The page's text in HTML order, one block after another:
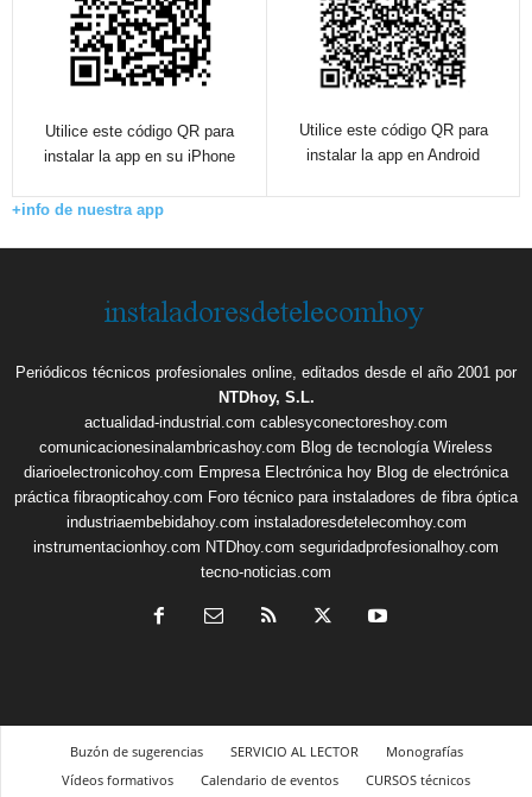
Utilice este código QR para
instalar la app en su iPhone
Utilice este código QR para
instalar la app en Android
+info de nuestra app
Periódicos técnicos profesionales online, editados desde el año 2001 por
NTDhoy, S.L.
actualidad-industrial.com cablesyconectoreshoy.com
comunicacionesinalambricashoy.com Blog de tecnología Wireless
diarioelectronicohoy.com Empresa Electrónica hoy Blog de electrónica
práctica fibraopticahoy.com Foro técnico para instaladores de fibra óptica
industriaembebidahoy.com instaladoresdetelecomhoy.com
instrumentacionhoy.com NTDhoy.com seguridadprofesionalhoy.com
tecno-noticias.com
Buzón de sugerencias SERVICIO AL LECTOR
Monografías
Vídeos formativos
Calendario de eventos CURSOS técnicos